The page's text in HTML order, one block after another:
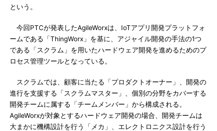
という。
今回PTCが発表したAgileWorxは、IoTアプリ開発プラットフォ
ームである「ThingWorx」を基に、アジャイル開発の手法の1つ
である「スクラム」を用いたハードウェア開発を進めるためのプ
ロセス管理ツールとなっている。
スクラムでは、顧客に当たる「プロダクトオーナー」、開発の
進行を支援する「スクラムマスター」、個別の分野をカバーする
開発チームに属する「チームメンバー」から構成される。
AgileWorxが対象とするハードウェア開発の場合、開発チームは
大まかに機構設計を行う「メカ」、エレクトロニクス設計を行う